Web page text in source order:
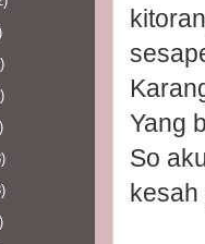
Yang
So
kesah